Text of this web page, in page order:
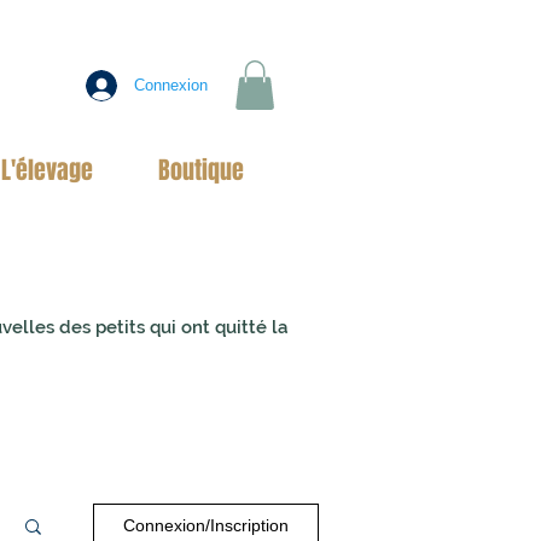
Connexion
L'élevage Boutique
des petits qui ont quitté la
Connexion/Inscription